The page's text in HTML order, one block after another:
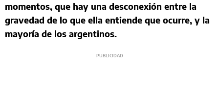
momentos, que hay una desconexión entre la
gravedad de lo que ella entiende que ocurre, y la
mayoría de los argentinos.